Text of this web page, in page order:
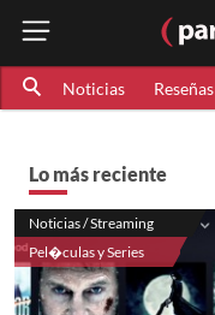
Noticias Reseñas
Lo más reciente
Noticias / Streaming
Pel�culas y Series